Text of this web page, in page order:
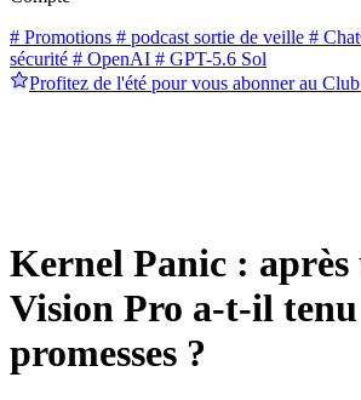
# Promotions # podcast sortie de veille #
sécurité # OpenAI # GPT-5.6 Sol
Profitez de l'été pour vous abonner au
Kernel Panic : après
Vision Pro a-t-il tenu
promesses ?